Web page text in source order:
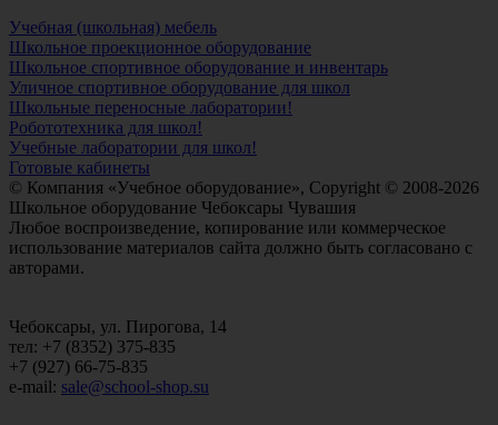
Учебная (школьная) мебель
Школьное проекционное оборудование
Школьное спортивное оборудование и инвентарь
Уличное спортивное оборудование для школ
Школьные переносные лаборатории!
Робототехника для школ!
Учебные лаборатории для школ!
Готовые кабинеты
© Компания «Учебное оборудование», Copyright © 2008-2026
Школьное оборудование Чебоксары Чувашия
Любое воспроизведение, копирование или коммерческое
использование материалов сайта должно быть согласовано с
авторами.
Чебоксары, ул. Пирогова, 14
тел: +7 (8352) 375-835
+7 (927) 66-75-835
e-mail: sale@school-shop.su